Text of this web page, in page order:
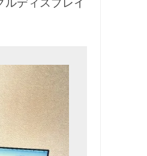
ルディスプレイ